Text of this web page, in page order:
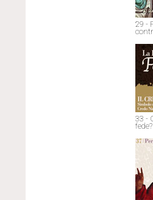
29 -
33 -
fede?